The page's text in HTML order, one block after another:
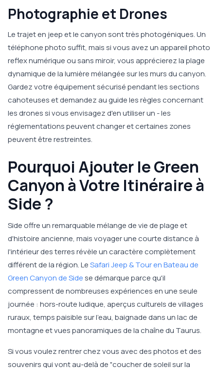
Photographie et Drones
Le trajet en jeep et le canyon sont très photogéniques. Un
téléphone photo suffit, mais si vous avez un appareil photo
reflex numérique ou sans miroir, vous apprécierez la plage
dynamique de la lumière mélangée sur les murs du canyon.
Gardez votre équipement sécurisé pendant les sections
cahoteuses et demandez au guide les règles concernant
les drones si vous envisagez d'en utiliser un - les
réglementations peuvent changer et certaines zones
peuvent être restreintes.
Pourquoi Ajouter le Green
Canyon à Votre Itinéraire à
Side ?
Side offre un remarquable mélange de vie de plage et
d'histoire ancienne, mais voyager une courte distance à
l'intérieur des terres révèle un caractère complètement
différent de la région. LeSafari Jeep & Tour en Bateau de
Green Canyon de Sidese démarque parce qu'il
compressent de nombreuses expériences en une seule
journée : hors-route ludique, aperçus culturels de villages
ruraux, temps paisible sur l'eau, baignade dans un lac de
montagne et vues panoramiques de la chaîne du Taurus.
Si vous voulez rentrer chez vous avec des photos et des
souvenirs qui vont au-delà de "coucher de soleil sur la